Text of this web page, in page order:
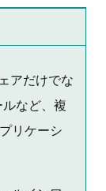
アだけでな
ルなど、複
リケーシ